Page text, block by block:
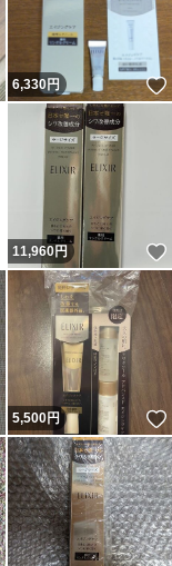
いいね！
6,330円
いいね！
11,960円
いいね！
5,500円